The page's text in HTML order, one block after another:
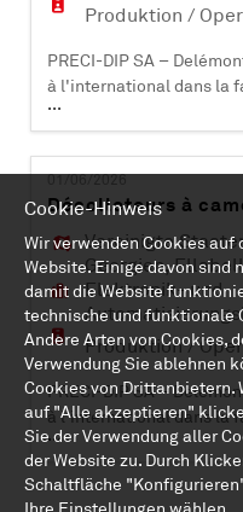
Produktion /
PRECI-DIP SA –
à l'international dans la
composants
connecteurs). Certifiée
9100 et IATF 16949, elle
industriels,
médicaux et
...
01/06/2026
Décolleteurs à
Vereinigte
Georgien,
Elektronik- und
Produktion /
PRECI-DIP SA –
à l'international dans la
composants
connecteurs). Certifiée
9100 et IATF 16949, elle
...
Cookie-Hinweis
Wir verwenden Cookies auf
Website. Einige davon sind
damit die Website
technische und funktionale
Andere Arten von Cookies,
Verwendung Sie ablehnen
Cookies von Drittanbietern.
auf "Alle akzeptieren"
Sie der Verwendung aller
der Website zu. Durch
Schaltfläche
Ihre Einstellungen wählen.